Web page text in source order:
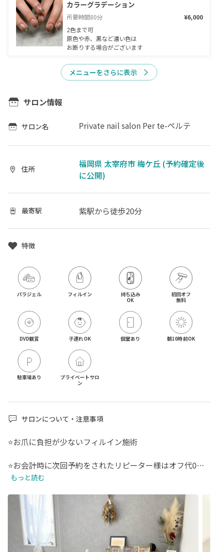
カラーグラデーション
所要時間80分
¥6,000
2色まで可
原色や赤、黒など濃い色は
お断りする場合がございます
メニューをさらに表示
サロン情報
サロン名 Private nail salon Per te-ペルテ
住所
福岡県 太宰府市 梅ケ丘 (予約確定後
に公開)
最寄駅 紫駅から徒歩20分
特徴
パラジェル フィルイン
持ち込み
OK
初回オフ
無料
DVD観賞 子連れOK 個室あり 朝10時前OK
駐車場あり
プライベートサロ
ン
サロンについて・注意事項
⭐️お爪に負担が少ないフィルイン施術
⭐️お会計時に次回予約をされたリピーター様はオフ代0円
⭐️ネイル初めての方も説明しながら
進めていきますので安心してご予約下さい
もっと読む